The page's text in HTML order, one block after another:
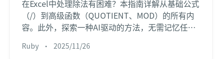
在Excel中处理除法有困难？本指南详解从基础公式
（/）到高级函数（QUOTIENT、MOD）的所有内
容。此外，探索一种AI驱动的方法，无需记忆任何
Ruby • 2025/11/26